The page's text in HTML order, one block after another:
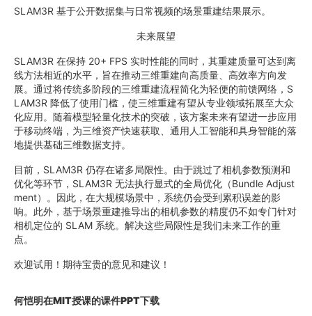
SLAM3R 基于公开数据集与日常视频的场景重建结果展示。
未来展望
SLAM3R 在保持 20+ FPS 实时性能的同时，其重建质量可达到离
线方法相近的水平，旨在推动三维重建向高质量、高效率方向发
展。通过将传统多阶段的三维重建流程简化为轻便的前馈网络，S
LAM3R 降低了使用门槛，使三维重建有望从专业领域拓展至大众
化应用。随着模型轻量化技术的突破，该方案未来有望进一步应用
于移动终端，为三维资产快速获取、通用人工智能和具身智能的落
地提供基础三维数据支持。
目前，SLAM3R 仍存在诸多局限性。由于跳过了相机参数预测和
优化等环节，SLAM3R 无法执行显式的全局优化（Bundle Adjust
ment）。因此，在大规模场景中，系统仍会受到累积误差的影
响。此外，基于场景重建推导出的相机参数的精度仍不如专门针对
相机定位的 SLAM 系统。解决这些局限性是我们未来工作的重
点。
欢迎试用！期待宝贵的意见和建议！
何恺明在MIT授课的课件PPT下载